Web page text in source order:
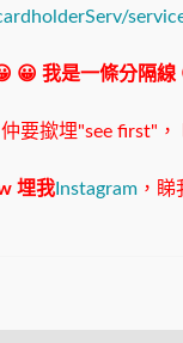
😀 我是一條分隔
仲要撳埋"see first"，
埋我 Instagram ，